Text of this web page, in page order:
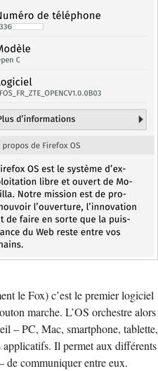
le Fox) c’est le premier logiciel
marche. L’OS orchestre alors
– PC, Mac, smartphone, tablette,
Il permet aux différents
de communiquer entre eux.